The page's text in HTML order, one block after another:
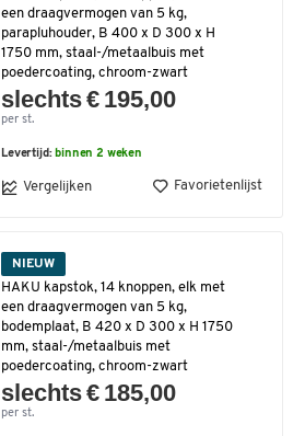
een draagvermogen van 5 kg,
parapluhouder, B 400 x D 300 x H
1750 mm, staal-/metaalbuis met
poedercoating, chroom-zwart
slechts € 195,00
per st.
Levertijd: binnen 2 weken
Vergelijken Favorietenlijst
NIEUW
HAKU kapstok, 14 knoppen, elk met
een draagvermogen van 5 kg,
bodemplaat, B 420 x D 300 x H 1750
mm, staal-/metaalbuis met
poedercoating, chroom-zwart
slechts € 185,00
per st.